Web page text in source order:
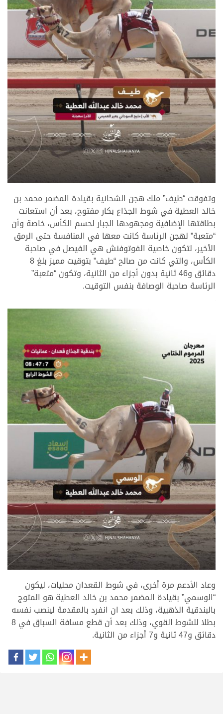
وتفوقت “طيف” ملك هجن الشحانية بقيادة المضمر محمد بن
خالد العطية في شوط الجذاع بكار مفتوح، بعد أن استعانت
بطاقتها الإضافية ومجهودها الجبار لحسم الكأس، خاصة وأن
“متعبة” لهجن الرئاسة كانت معها في المنافسة حتى الرمق
الأخير، لتكون خاصية الفوتوفنش هي الفيصل في صاحبة
الكأس، والتي كانت من صالح “طيف” بتوقيت مميز بلغ 8
دقائق و46 ثانية بدون أجزاء من الثانية، وتكون “متعبة”
الرئاسة صاحبة الوصافة بنفس التوقيت.
وعاد الأدعم مرة أخرى، في شوط القعدان محليات، ليكون
“الوسمي” بقيادة المضمر محمد بن خالد العطية هو المتوج
بالبندقية الذهبية، وذلك بعد ان انفرد بالمقدمة لينصب نفسه
بطلا للشوط القوي، وذلك بعد أن قطع مسافة السباق في 8
دقائق و47 ثانية و7 أجزاء من الثانية.